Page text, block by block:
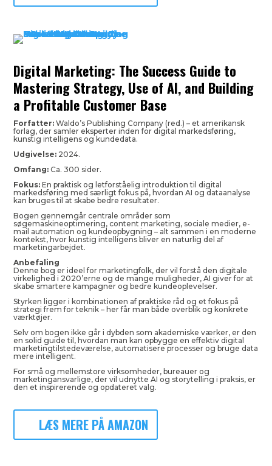
Digital Marketing: The Success Guide to
Mastering Strategy, Use of AI, and Building
a Profitable Customer Base
Forfatter: Waldo’s Publishing Company (red.) – et amerikansk
forlag, der samler eksperter inden for digital markedsføring,
kunstig intelligens og kundedata.
Udgivelse: 2024.
Omfang: Ca. 300 sider.
Fokus: En praktisk og letforståelig introduktion til digital
markedsføring med særligt fokus på, hvordan AI og dataanalyse
kan bruges til at skabe bedre resultater.
Bogen gennemgår centrale områder som
søgemaskineoptimering, content marketing, sociale medier, e-
mail automation og kundeopbygning – alt sammen i en moderne
kontekst, hvor kunstig intelligens bliver en naturlig del af
marketingarbejdet.
Anbefaling
Denne bog er ideel for marketingfolk, der vil forstå den digitale
virkelighed i 2020’erne og de mange muligheder, AI giver for at
skabe smartere kampagner og bedre kundeoplevelser.
Styrken ligger i kombinationen af praktiske råd og et fokus på
strategi frem for teknik – her får man både overblik og konkrete
værktøjer.
Selv om bogen ikke går i dybden som akademiske værker, er den
en solid guide til, hvordan man kan opbygge en effektiv digital
marketingtilstedeværelse, automatisere processer og bruge data
mere intelligent.
For små og mellemstore virksomheder, bureauer og
marketingansvarlige, der vil udnytte AI og storytelling i praksis, er
den et inspirerende og opdateret valg.
LÆS MERE PÅ AMAZON